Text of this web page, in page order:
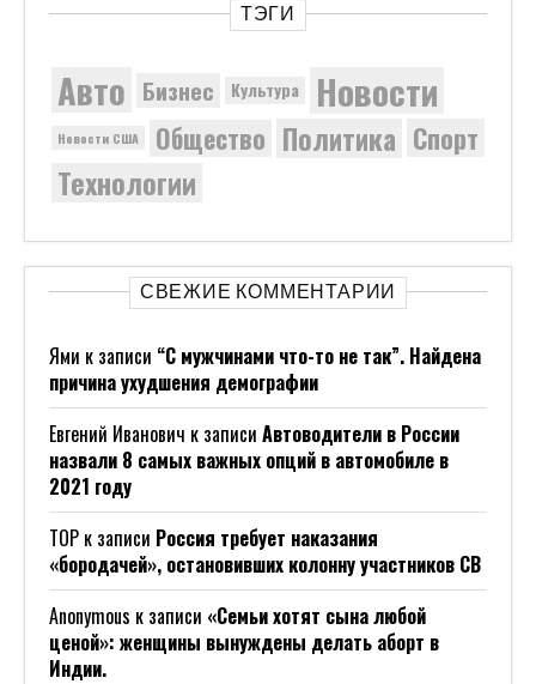
ТЭГИ
Авто Бизнес Культура Новости
Новости США Общество Политика Спорт
Технологии
СВЕЖИЕ КОММЕНТАРИИ
Ями к записи “С мужчинами что-то не так”. Найдена
причина ухудшения демографии
Евгений Иванович к записи Автоводители в России
назвали 8 самых важных опций в автомобиле в
2021 году
ТОР к записи Россия требует наказания
«бородачей», остановивших колонну участников СВ
Anonymous к записи «Семьи хотят сына любой
ценой»: женщины вынуждены делать аборт в
Индии.